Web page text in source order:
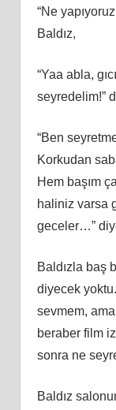
“Ne
Baldız,
“Yaa abla,
seyredelim!”
“Ben
Korkudan
Hem başım
haliniz varsa
geceler…”
Baldızla baş
diyecek
sevmem, ama
beraber film
sonra ne
Baldız